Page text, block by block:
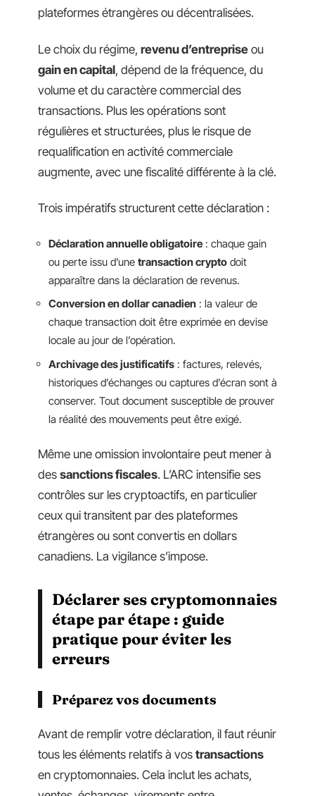
plateformes étrangères ou décentralisées.
Le choix du régime, revenu d’entreprise ou
gain en capital, dépend de la fréquence, du
volume et du caractère commercial des
transactions. Plus les opérations sont
régulières et structurées, plus le risque de
requalification en activité commerciale
augmente, avec une fiscalité différente à la clé.
Trois impératifs structurent cette déclaration :
Déclaration annuelle obligatoire : chaque gain
ou perte issu d’une transaction crypto doit
apparaître dans la déclaration de revenus.
Conversion en dollar canadien : la valeur de
chaque transaction doit être exprimée en devise
locale au jour de l’opération.
Archivage des justificatifs : factures, relevés,
historiques d’échanges ou captures d’écran sont à
conserver. Tout document susceptible de prouver
la réalité des mouvements peut être exigé.
Même une omission involontaire peut mener à
des sanctions fiscales. L’ARC intensifie ses
contrôles sur les cryptoactifs, en particulier
ceux qui transitent par des plateformes
étrangères ou sont convertis en dollars
canadiens. La vigilance s’impose.
Déclarer ses cryptomonnaies
étape par étape : guide
pratique pour éviter les
erreurs
Préparez vos documents
Avant de remplir votre déclaration, il faut réunir
tous les éléments relatifs à vos transactions
en cryptomonnaies. Cela inclut les achats,